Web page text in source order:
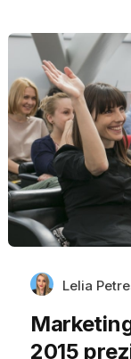
Lelia
2015